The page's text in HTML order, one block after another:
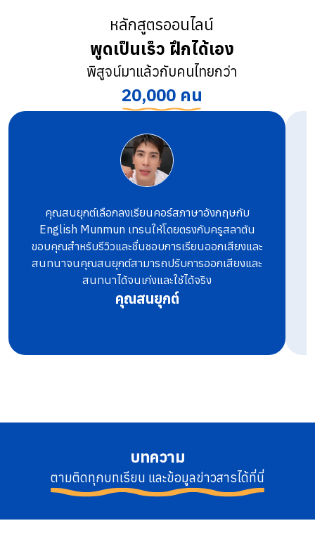
หลักสูตรออนไลน์
พูดเป็นเร็ว ฝึกได้เอง
พิสูจน์มาแล้วกับคนไทยกว่า
20,000 คน
คุณสนยุกต์เลือกลงเรียนคอร์สภาษาอังกฤษกับ
English Munmun เทรนให้โดยตรงกับครูสลาตัน
ขอบคุณสำหรับรีวิวและชื่นชอบการเรียนออกเสียงและ
สนทนาจนคุณสนยุกต์สามารถปรับการออกเสียงและ
สนทนาได้จนเก่งและใช้ได้จริง
คุณสนยุกต์
บทความ
ตามติดทุกบทเรียน และข้อมูลข่าวสารได้ที่นี่